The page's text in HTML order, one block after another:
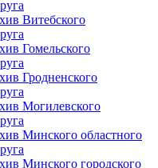
Витебского
Гомельского
Гродненского
Могилевского
Минского областного
Минского городского